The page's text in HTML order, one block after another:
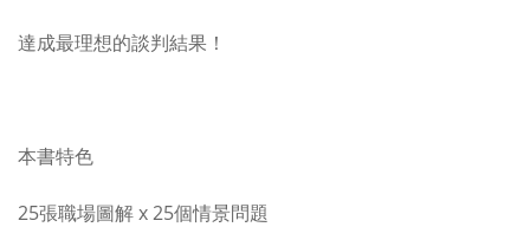
達成最理想的談判結果！
本書特色
25張職場圖解 x 25個情景問題